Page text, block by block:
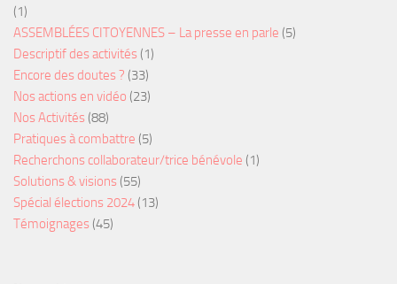
(1)
ASSEMBLÉES CITOYENNES – La presse en parle (5)
Descriptif des activités (1)
Encore des doutes ? (33)
Nos actions en vidéo (23)
Nos Activités (88)
Pratiques à combattre (5)
Recherchons collaborateur/trice bénévole (1)
Solutions & visions (55)
Spécial élections 2024 (13)
Témoignages (45)